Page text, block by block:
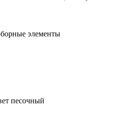
элементы
песочный